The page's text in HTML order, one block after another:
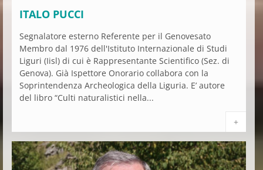
ITALO PUCCI
Segnalatore esterno Referente per il Genovesato
Membro dal 1976 dell'Istituto Internazionale di Studi
Liguri (Iisl) di cui è Rappresentante Scientifico (Sez. di
Genova). Già Ispettore Onorario collabora con la
Soprintendenza Archeologica della Liguria. E’ autore
del libro “Culti naturalistici nella...
+